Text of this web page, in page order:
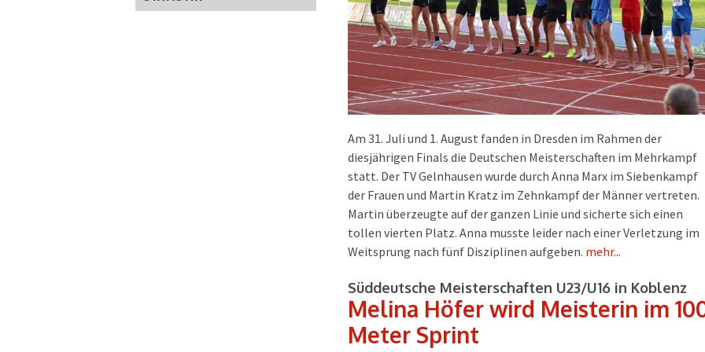
Am 31. Juli und 1. August fanden in Dresden im Rahmen der
diesjährigen Finals die Deutschen Meisterschaften im Mehrkampf
statt. Der TV Gelnhausen wurde durch Anna Marx im Siebenkampf
der Frauen und Martin Kratz im Zehnkampf der Männer vertreten.
Martin überzeugte auf der ganzen Linie und sicherte sich einen
tollen vierten Platz. Anna musste leider nach einer Verletzung im
Weitsprung nach fünf Disziplinen aufgeben. mehr...
Süddeutsche Meisterschaften U23/U16 in Koblenz
Melina Höfer wird Meisterin im
Meter Sprint